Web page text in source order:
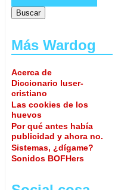
Más Wardog
Acerca de
Diccionario luser-
cristiano
Las cookies de los
huevos
Por qué antes había
publicidad y ahora no.
Sistemas, ¿dígame?
Sonidos BOFHers